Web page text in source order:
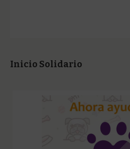
Inicio Solidario